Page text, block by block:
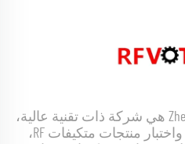
Zhenjiang Voton Machinery Co., Ltd هي شركة ذات تقنية عالية،
تعمل في تطوير وتصميم واختبار منتجات متكيفات RF،